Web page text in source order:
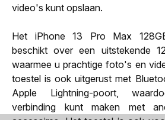
video's kunt opslaan.
Het iPhone 13 Pro Max
beschikt over een uitstekende
waarmee u prachtige foto's en
toestel is ook uitgerust met
Apple Lightning-poort,
verbinding kunt maken met